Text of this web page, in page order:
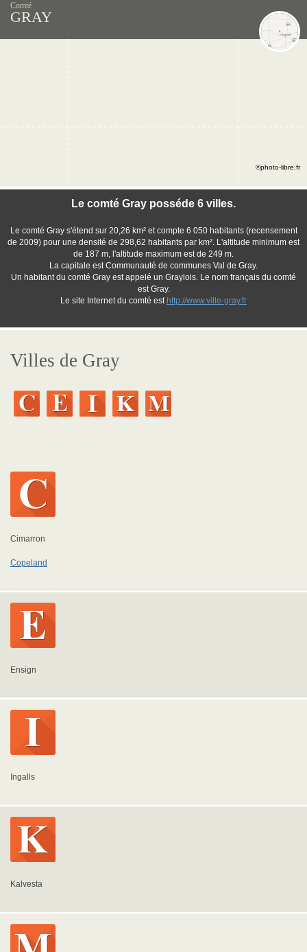
Comté
GRAY
Le comté Gray posséde 6 villes.
Le comté Gray s'étend sur 20,26 km² et compte 6 050 habitants (recensement
de 2009) pour une densité de 298,62 habitants par km². L'altitude minimum est
de 187 m, l'altitude maximum est de 249 m.
La capitale est Communauté de communes Val de Gray.
Un habitant du comté Gray est appelé un Graylois. Le nom français du comté
est Gray.
Le site Internet du comté est http://www.ville-gray.fr
©photo-libre.fr
Villes de Gray
Cimarron
Copeland
Ensign
Ingalls
Kalvesta